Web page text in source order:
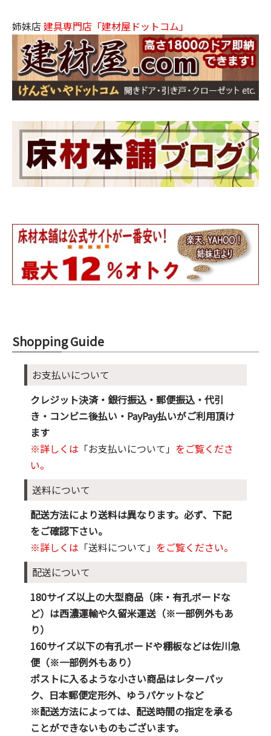
姉妹店 建具専門店「建材屋ドットコム」
Shopping Guide
お支払いについて
クレジット決済・銀行振込・郵便振込・代引
き・コンビニ後払い・PayPay払いがご利用頂け
ます
※詳しくは 「お支払いについて」 をご覧くださ
い。
送料について
配送方法により送料は異なります。必ず、下記
をご確認下さい。
※詳しくは 「送料について」 をご覧ください。
配送について
180サイズ以上の大型商品（床・有孔ボードな
ど）は西濃運輸や久留米運送（※一部例外もあ
り）
160サイズ以下の有孔ボードや棚板などは佐川急
便（※一部例外もあり）
ポストに入るような小さい商品はレターパッ
ク、日本郵便定形外、ゆうパケットなど
※配送方法によっては、配送時間の指定を承る
ことができないものもございます。